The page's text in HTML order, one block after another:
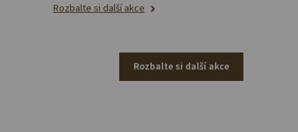
Rozbalte si další akce
Rozbalte si další akce